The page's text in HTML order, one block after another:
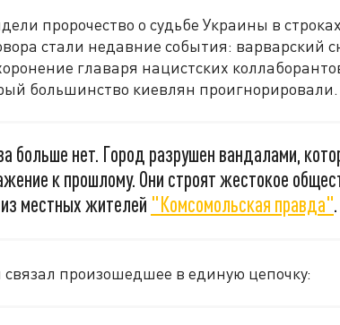
пророчество о судьбе Украины в
стали недавние события: варварский
главаря нацистских
большинство киевлян проигнорировали.
больше нет. Город разрушен вандалами,
к прошлому. Они строят жестокое
местных жителей "Комсомольская правда".
произошедшее в единую цепочку: